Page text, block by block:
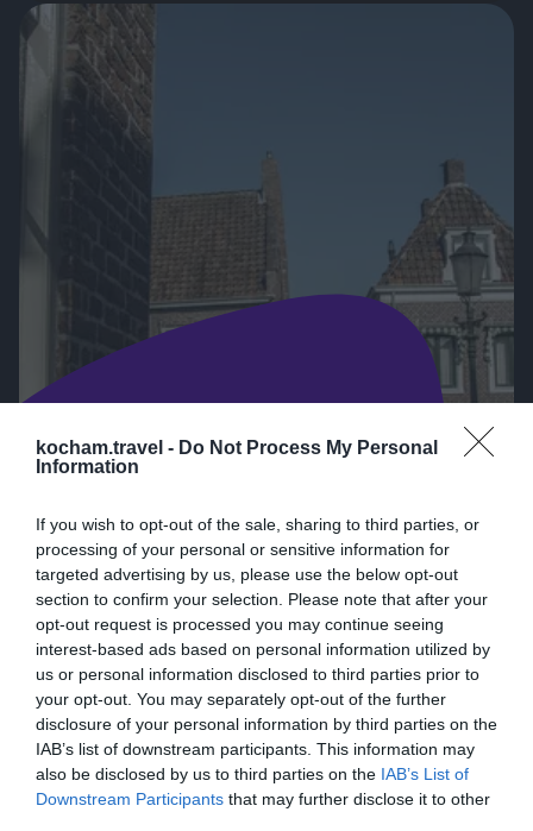
kocham.travel - Do Not Process My Personal
Information
If you wish to opt-out of the sale, sharing to third parties, or
processing of your personal or sensitive information for
targeted advertising by us, please use the below opt-out
section to confirm your selection. Please note that after your
opt-out request is processed you may continue seeing
interest-based ads based on personal information utilized by
us or personal information disclosed to third parties prior to
your opt-out. You may separately opt-out of the further
disclosure of your personal information by third parties on the
IAB’s list of downstream participants. This information may
also be disclosed by us to third parties on the IAB’s List of
Downstream Participants that may further disclose it to other
niepowtarzalną architekturą. W tym
Zatrzymaj się na
chwilę!
zaplanuj swoją podróż z naszym
przewodnikiem. Niezapomniane
doświadczenia czekają na Ciebie!
Sprawdź nasz przewodnik!
Gdzie spać w Amsterdamie
Decyzja o wyborze miejsca zakwaterowania w
Amsterdamie powinna być uzależniona od
lokalizacji. Istnieje wiele różnych dzielnic, z których